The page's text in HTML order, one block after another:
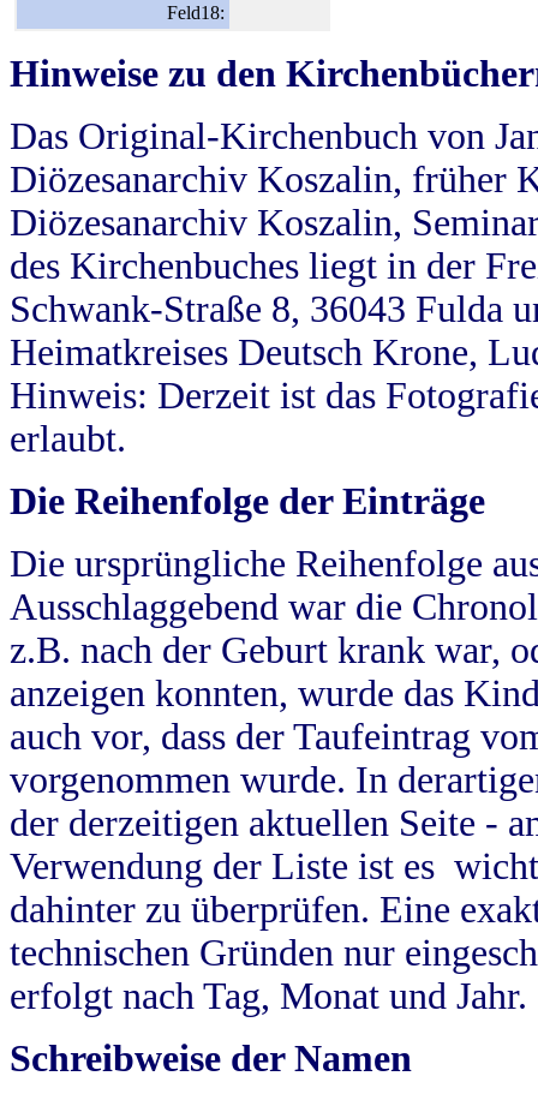
Feld18:
Hinweise zu den
Das Original-Kirchenbuch von
Diözesanarchiv Koszalin, früher
Diözesanarchiv Koszalin,
des Kirchenbuches liegt in der
Schwank-Straße 8, 36043 Fulda
Heimatkreises Deutsch Krone,
Hinweis: Derzeit ist das
erlaubt.
Die Reihenfolge der Einträge
Die ursprüngliche Reihenfolge
Ausschlaggebend war die
z.B. nach der Geburt krank war,
anzeigen konnten, wurde das
auch vor, dass der Taufeintrag
vorgenommen wurde. In
der derzeitigen aktuellen Seite -
Verwendung der Liste ist es
dahinter zu überprüfen. Eine
technischen Gründen nur
erfolgt nach Tag, Monat und Jahr.
Schreibweise der Namen